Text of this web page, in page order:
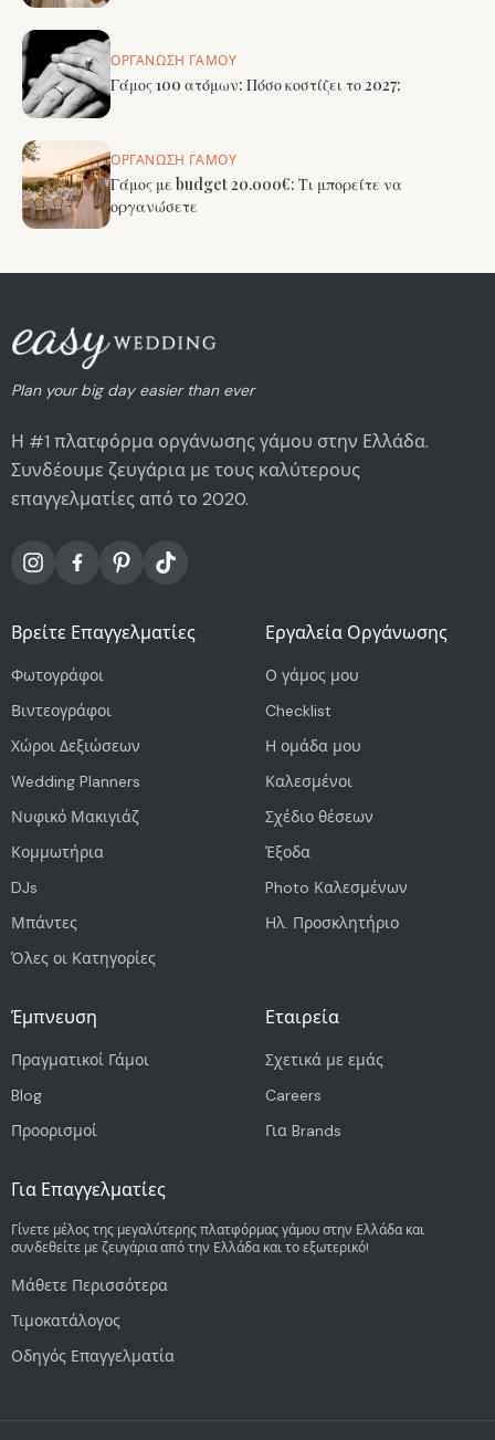
ΟΡΓΆΝΩΣΗ ΓΆΜΟΥ
Γάμος 100 ατόμων: Πόσο κοστίζει το 2027;
ΟΡΓΆΝΩΣΗ ΓΆΜΟΥ
Γάμος με budget 20.000€: Τι μπορείτε να
οργανώσετε
Plan your big day easier than ever
Η #1 πλατφόρμα οργάνωσης γάμου στην Ελλάδα.
Συνδέουμε ζευγάρια με τους καλύτερους
επαγγελματίες από το 2020.
Βρείτε Επαγγελματίες
Φωτογράφοι
Βιντεογράφοι
Χώροι Δεξιώσεων
Wedding Planners
Νυφικό Μακιγιάζ
Κομμωτήρια
DJs
Μπάντες
Όλες οι Κατηγορίες
Εργαλεία Οργάνωσης
Ο γάμος μου
Checklist
Η ομάδα μου
Καλεσμένοι
Σχέδιο θέσεων
Έξοδα
Photo Καλεσμένων
Ηλ. Προσκλητήριο
Έμπνευση
Πραγματικοί Γάμοι
Blog
Προορισμοί
Εταιρεία
Σχετικά με εμάς
Careers
Για Brands
Για Επαγγελματίες
Γίνετε μέλος της μεγαλύτερης πλατφόρμας γάμου στην Ελλάδα και
συνδεθείτε με ζευγάρια από την Ελλάδα και το εξωτερικό!
Μάθετε Περισσότερα
Τιμοκατάλογος
Οδηγός Επαγγελματία